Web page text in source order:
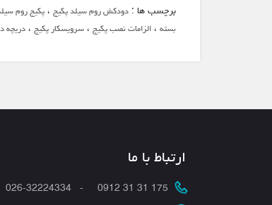
برچسب ها :دودکش روم سیلد پکیج ،پکیج روم
بسته ،الزامات نصب پکیج ،سرویسکار پکیج ،دریچه
ارتباط با ما
175 31 31 0912 - 026-32224334